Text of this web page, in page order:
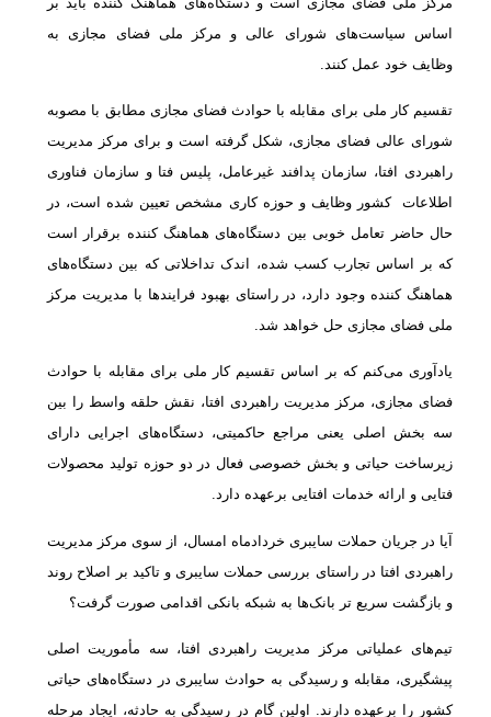
اساس سیاست‌های شورای عالی و مرکز ملی فضای مجازی به
وظایف خود عمل کنند.
تقسیم کار ملی برای مقابله با حوادث فضای مجازی مطابق با مصوبه
شورای عالی فضای مجازی، شکل گرفته است و برای مرکز مدیریت
راهبردی افتا، سازمان پدافند غیرعامل، پلیس فتا و سازمان فناوری
اطلاعات کشور وظایف و حوزه کاری مشخص تعیین شده است، در
حال حاضر تعامل خوبی بین دستگاه‌های هماهنگ کننده برقرار است
که بر اساس تجارب کسب شده، اندک تداخلاتی که بین دستگاه‌های
هماهنگ کننده وجود دارد، در راستای بهبود فرایندها با مدیریت مرکز
ملی فضای مجازی حل خواهد شد.
یادآوری می‌کنم که بر اساس تقسیم کار ملی برای مقابله با حوادث
فضای مجازی، مرکز مدیریت راهبردی افتا، نقش حلقه واسط را بین
سه بخش اصلی یعنی مراجع حاکمیتی، دستگاه‌های اجرایی دارای
زیرساخت حیاتی و بخش خصوصی فعال در دو حوزه تولید محصولات
فتایی و ارائه خدمات افتایی برعهده دارد.
آیا در جریان حملات سایبری خردادماه امسال، از سوی مرکز مدیریت
راهبردی افتا در راستای بررسی حملات سایبری و تاکید بر اصلاح روند
و بازگشت سریع تر بانک‌ها به شبکه بانکی اقدامی صورت گرفت؟
تیم‌های عملیاتی مرکز مدیریت راهبردی افتا، سه مأموریت اصلی
پیشگیری، مقابله و رسیدگی به حوادث سایبری در دستگاه‌های حیاتی
کشور را برعهده دارند. اولین گام در رسیدگی به حادثه، ایجاد مرحله